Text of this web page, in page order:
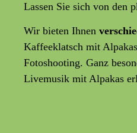
Lassen Sie sich von den
Wir bieten Ihnen
Kaffeeklatsch mit
Fotoshooting. Ganz
Livemusik mit Alpakas